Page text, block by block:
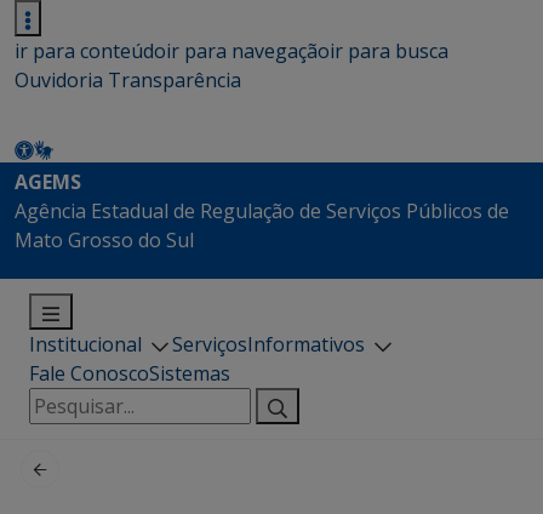
ir para conteúdoir para navegaçãoir para busca
Ouvidoria Transparência
AGEMS
Agência Estadual de Regulação de Serviços Públicos de
Mato Grosso do Sul
Institucional ServiçosInformativos
Fale ConoscoSistemas
Pesquisar
por: